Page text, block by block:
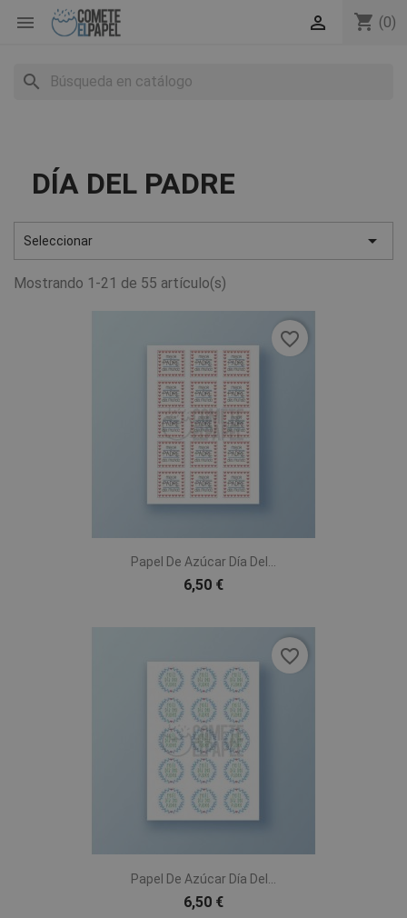
 shopping_cart (0)

search
DÍA DEL PADRE
Seleccionar 
Mostrando 1-21 de 55 artículo(s)
Papel De Azúcar Día Del...
6,50 €
favorite_border
Papel De Azúcar Día Del...
6,50 €
favorite_border